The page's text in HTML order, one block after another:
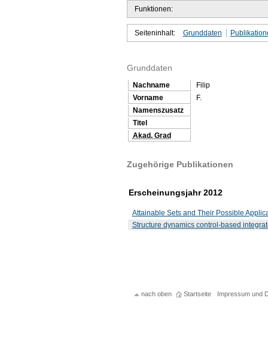
Funktionen:
Seiteninhalt: Grunddaten
Grunddaten
Nachname
Filip
Vorname
F.
Namenszusatz
Titel
Akad. Grad
Zugehörige Publikationen
Erscheinungsjahr 2012
Attainable Sets and Their Possible
Structure dynamics control-based
nach oben Startseite Impressum und